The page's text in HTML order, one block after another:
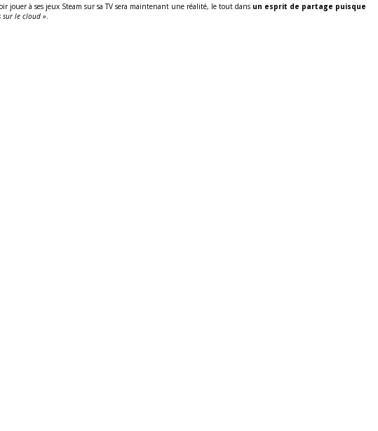
jouer à ses jeux Steam sur sa TV sera maintenant une réalité, le tout dans un esprit de partage puisque
sur le cloud ».